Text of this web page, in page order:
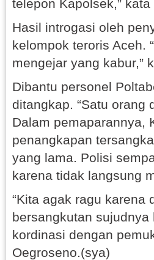
telepon Kapolsek,”
Hasil introgasi oleh
kelompok teroris Aceh.
mengejar yang kabur,”
Dibantu personel
ditangkap. “Satu orang
Dalam pemaparannya,
penangkapan
yang lama. Polisi
karena tidak langsung
“Kita agak ragu karena
bersangkutan
kordinasi dengan
Oegroseno.(sya)